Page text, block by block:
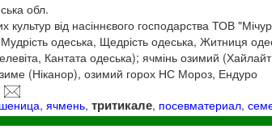
обл.
культур від насіннєвого господарства ТОВ
одеська, Щедрість одеська, Житниця
Кантата одеська); ячмінь озимий
(Ніканор), озимий горох НС Мороз, Ендуро
,ячмень,тритикале, посевматериал,